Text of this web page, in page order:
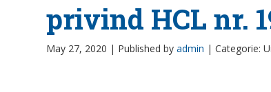
privind HCL nr.
May 27, 2020 | Published by admin | Categorie: